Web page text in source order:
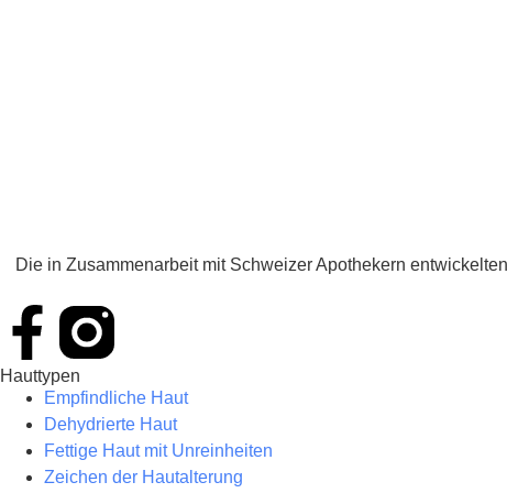
Die in Zusammenarbeit mit Schweizer Apothekern
Hauttypen
Empfindliche Haut
Dehydrierte Haut
Fettige Haut mit Unreinheiten
Zeichen der Hautalterung